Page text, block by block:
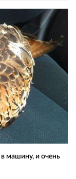
машину, и очень